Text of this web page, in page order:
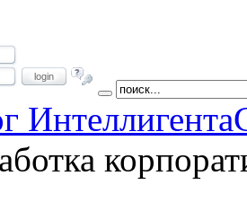
login
Интеллигента